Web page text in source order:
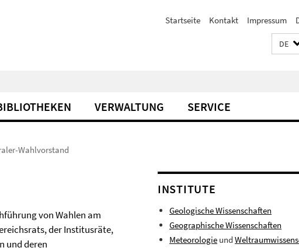
Startseite Kontakt Impressum
DE
VERWALTUNG SERVICE
Wahlvorstand
von Wahlen am
der Institusräte,
und deren
INSTITUTE
Geologische Wissenschaften
Geographische Wissenschaften
Meteorologie und